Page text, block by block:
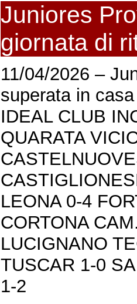
Juniores
giornata di
11/04/2026 –
superata in
IDEAL CLUB
QUARATA
LEONA 0-4
CORTONA
LUCIGNANO
TUSCAR 1-0
1-2